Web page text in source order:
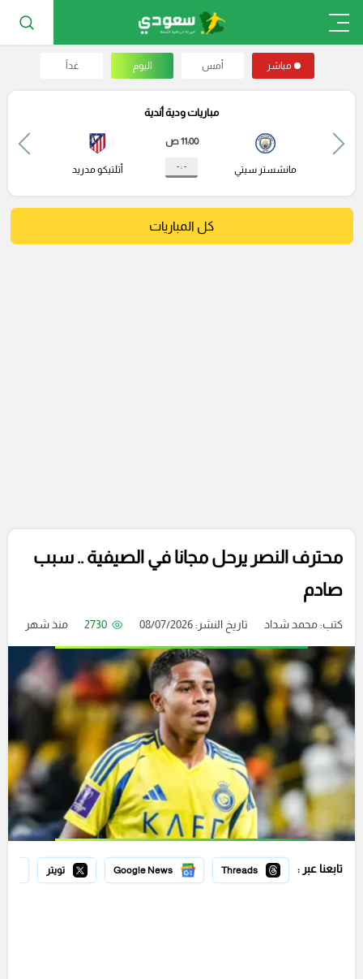
مباشر أمس اليوم غداً
مباريات ودية أندية
مانشستر سيتي
11:00 ص
- : - أتلتيكو مدريد
كل المباريات
محترف النصر يرحل مجانا في الصيفية .. سبب
صادم
كتب:محمد شداد تاريخ النشر: 08/07/2026 2730 منذ شهر
تابعنا عبر : Threads
Google News تويتر